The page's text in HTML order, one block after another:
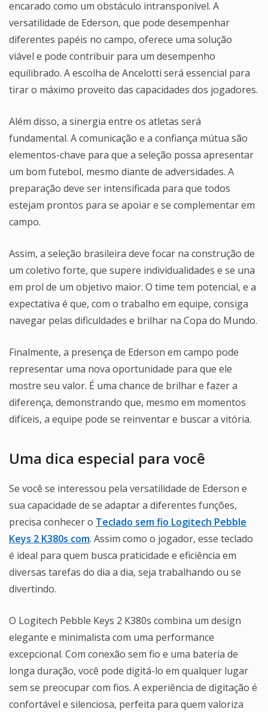
encarado como um obstáculo intransponível. A
versatilidade de Ederson, que pode desempenhar
diferentes papéis no campo, oferece uma solução
viável e pode contribuir para um desempenho
equilibrado. A escolha de Ancelotti será essencial para
tirar o máximo proveito das capacidades dos jogadores.
Além disso, a sinergia entre os atletas será
fundamental. A comunicação e a confiança mútua são
elementos-chave para que a seleção possa apresentar
um bom futebol, mesmo diante de adversidades. A
preparação deve ser intensificada para que todos
estejam prontos para se apoiar e se complementar em
campo.
Assim, a seleção brasileira deve focar na construção de
um coletivo forte, que supere individualidades e se una
em prol de um objetivo maior. O time tem potencial, e a
expectativa é que, com o trabalho em equipe, consiga
navegar pelas dificuldades e brilhar na Copa do Mundo.
Finalmente, a presença de Ederson em campo pode
representar uma nova oportunidade para que ele
mostre seu valor. É uma chance de brilhar e fazer a
diferença, demonstrando que, mesmo em momentos
difíceis, a equipe pode se reinventar e buscar a vitória.
Uma dica especial para você
Se você se interessou pela versatilidade de Ederson e
sua capacidade de se adaptar a diferentes funções,
precisa conhecer o Teclado sem fio Logitech Pebble
Keys 2 K380s com. Assim como o jogador, esse teclado
é ideal para quem busca praticidade e eficiência em
diversas tarefas do dia a dia, seja trabalhando ou se
divertindo.
O Logitech Pebble Keys 2 K380s combina um design
elegante e minimalista com uma performance
excepcional. Com conexão sem fio e uma bateria de
longa duração, você pode digitá-lo em qualquer lugar
sem se preocupar com fios. A experiência de digitação é
confortável e silenciosa, perfeita para quem valoriza